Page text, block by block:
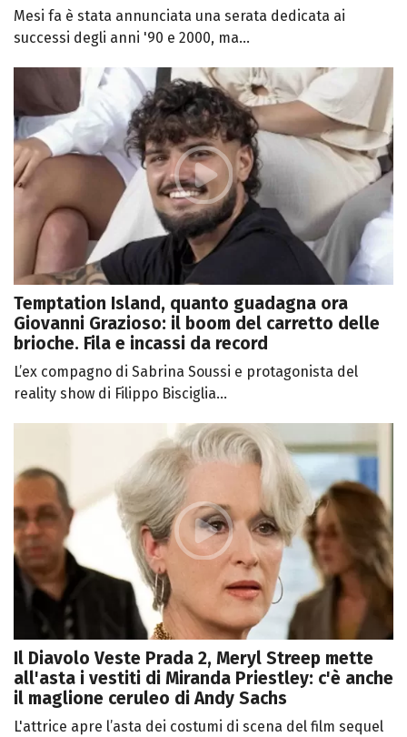
Mesi fa è stata annunciata una serata dedicata ai
successi degli anni '90 e 2000, ma...
Temptation Island, quanto guadagna ora
Giovanni Grazioso: il boom del carretto delle
brioche. Fila e incassi da record
L’ex compagno di Sabrina Soussi e protagonista del
reality show di Filippo Bisciglia...
Il Diavolo Veste Prada 2, Meryl Streep mette
all'asta i vestiti di Miranda Priestley: c'è anche
il maglione ceruleo di Andy Sachs
L'attrice apre l’asta dei costumi di scena del film sequel